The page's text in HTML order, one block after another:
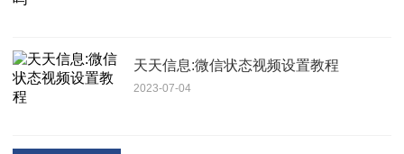
天天信息:微信状态视频设置教程
2023-07-04